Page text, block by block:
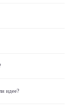
идее?